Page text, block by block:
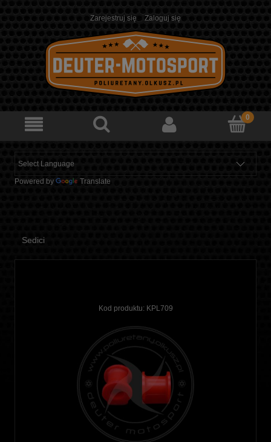
Zarejestruj się Zaloguj się
Powered by Translate
Sedici
Kod produktu: KPL709